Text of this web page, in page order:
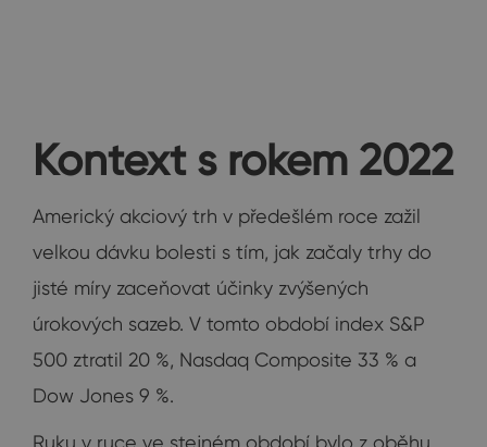
Kontext s rokem 2022
Americký akciový trh v předešlém roce zažil
velkou dávku bolesti s tím, jak začaly trhy do
jisté míry zaceňovat účinky zvýšených
úrokových sazeb. V tomto období index S&P
500 ztratil 20 %, Nasdaq Composite 33 % a
Dow Jones 9 %.
Ruku v ruce ve stejném období bylo z oběhu